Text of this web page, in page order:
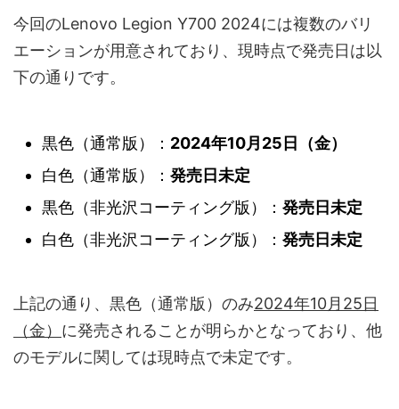
今回のLenovo Legion Y700 2024には複数のバリ
エーションが用意されており、現時点で発売日は以
下の通りです。
黒色（通常版）： 2024年10月25日（金）
白色（通常版）： 発売日未定
黒色（非光沢コーティング版）： 発売日未定
白色（非光沢コーティング版）： 発売日未定
上記の通り、黒色（通常版）のみ2024年10月25日
（金） に発売されることが明らかとなっており、他
のモデルに関しては現時点で未定です。